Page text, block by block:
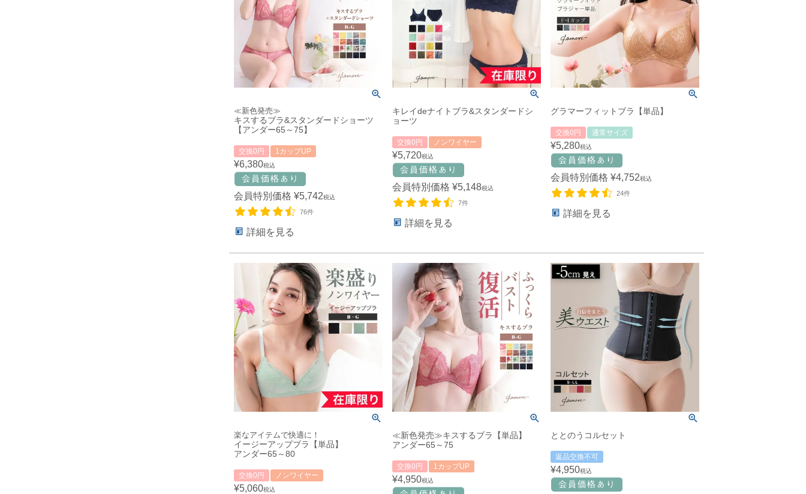
≪新色発売≫
キスするブラ&スタンダードショーツ
【アンダー65～75】
交換0円 1カップUP
¥6,380税込
会員特別価格 ¥5,742税込
76件
詳細を見る
キレイdeナイトブラ&スタンダードシ
ョーツ
交換0円 ノンワイヤー
¥5,720税込
会員特別価格 ¥5,148税込
7件
詳細を見る
グラマーフィットブラ【単品】
交換0円 通常サイズ
¥5,280税込
会員特別価格 ¥4,752税込
24件
詳細を見る
楽なアイテムで快適に！
イージーアップブラ【単品】
アンダー65～80
交換0円 ノンワイヤー
¥5,060税込
≪新色発売≫キスするブラ【単品】
アンダー65～75
交換0円 1カップUP
¥4,950税込
ととのうコルセット
返品交換不可
¥4,950税込